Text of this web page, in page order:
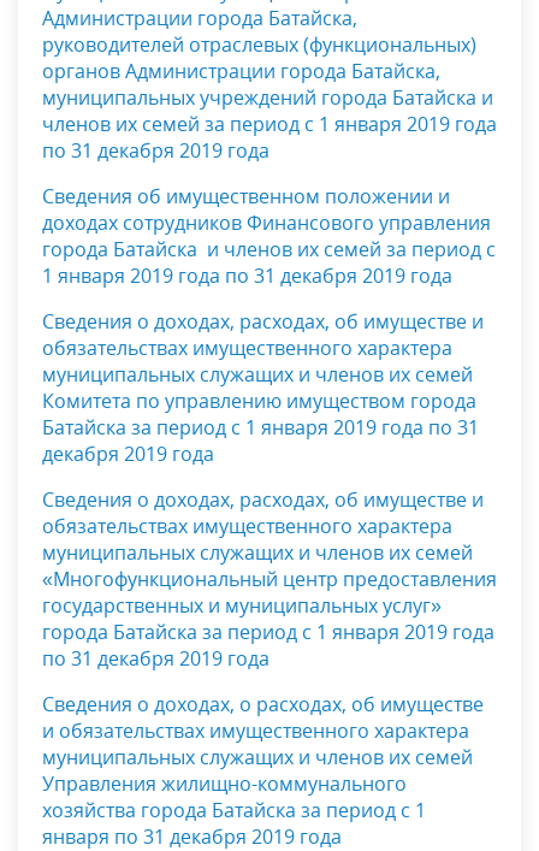
Администрации города Батайска,
руководителей отраслевых (функциональных)
органов Администрации города Батайска,
муниципальных учреждений города Батайска и
членов их семей за период с 1 января 2019 года
по 31 декабря 2019 года
Сведения об имущественном положении и
доходах сотрудников Финансового управления
города Батайска и членов их семей за период с
1 января 2019 года по 31 декабря 2019 года
Сведения о доходах, расходах, об имуществе и
обязательствах имущественного характера
муниципальных служащих и членов их семей
Комитета по управлению имуществом города
Батайска за период с 1 января 2019 года по 31
декабря 2019 года
Сведения о доходах, расходах, об имуществе и
обязательствах имущественного характера
муниципальных служащих и членов их семей
«Многофункциональный центр предоставления
государственных и муниципальных услуг»
города Батайска за период с 1 января 2019 года
по 31 декабря 2019 года
Сведения о доходах, о расходах, об имуществе
и обязательствах имущественного характера
муниципальных служащих и членов их семей
Управления жилищно-коммунального
хозяйства города Батайска за период с 1
января по 31 декабря 2019 года